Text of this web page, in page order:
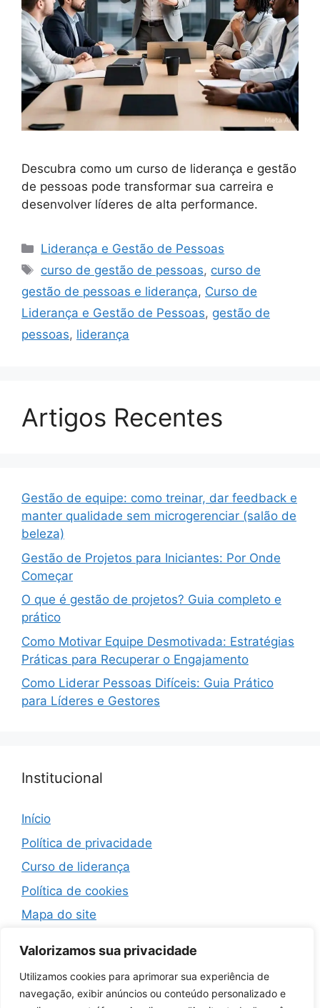
Valorizamos sua privacidade
Utilizamos cookies para aprimorar sua experiência de
navegação, exibir anúncios ou conteúdo personalizado e
Descubra como um curso de liderança e gestão
de pessoas pode transformar sua carreira e
desenvolver líderes de alta performance.
Categorias
Liderança e Gestão de Pessoas
Tags
curso de gestão de pessoas, curso de
gestão de pessoas e liderança, Curso de
Liderança e Gestão de Pessoas, gestão de
pessoas, liderança
Artigos Recentes
Gestão de equipe: como treinar, dar feedback e
manter qualidade sem microgerenciar (salão de
beleza)
Gestão de Projetos para Iniciantes: Por Onde
Começar
O que é gestão de projetos? Guia completo e
prático
Como Motivar Equipe Desmotivada: Estratégias
Práticas para Recuperar o Engajamento
Como Liderar Pessoas Difíceis: Guia Prático
para Líderes e Gestores
Institucional
Início
Política de privacidade
Curso de liderança
Política de cookies
Mapa do site